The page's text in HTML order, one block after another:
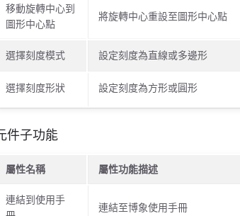
移動旋轉中心到
圖形中心點
將旋轉中心重設至圖形中心點
選擇刻度模式 設定刻度為直線或多邊形
選擇刻度形狀 設定刻度為方形或圓形
件子功能
屬性名稱 屬性功能描述
連結到使用手
連結至博象使用手冊